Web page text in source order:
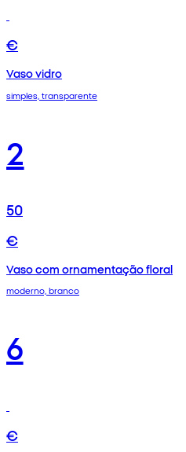
€
Vaso vidro
simples, transparente
2
50
€
Vaso com ornamentação floral
moderno, branco
6
€